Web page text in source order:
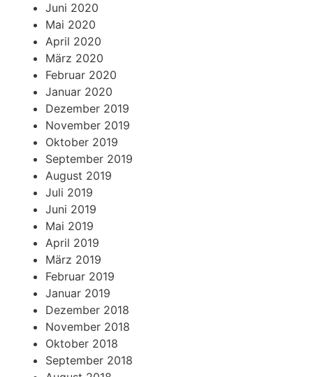
Juni 2020
Mai 2020
April 2020
März 2020
Februar 2020
Januar 2020
Dezember 2019
November 2019
Oktober 2019
September 2019
August 2019
Juli 2019
Juni 2019
Mai 2019
April 2019
März 2019
Februar 2019
Januar 2019
Dezember 2018
November 2018
Oktober 2018
September 2018